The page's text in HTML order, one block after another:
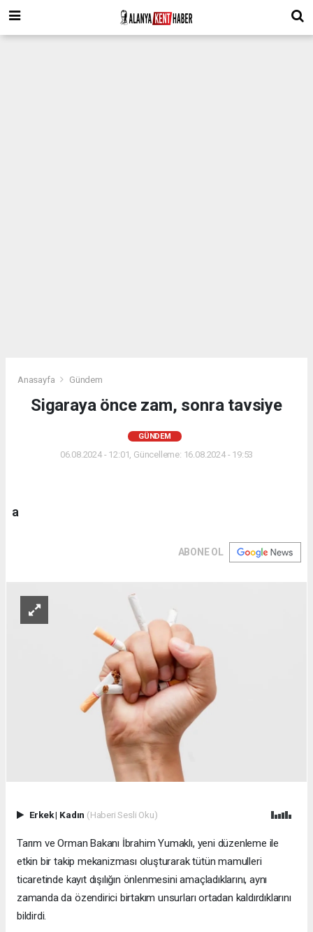
Anasayfa Gündem
Sigaraya önce zam, sonra tavsiye
GÜNDEM
06.08.2024 - 12:01, Güncelleme: 16.08.2024 - 19:53
a
ABONE OL
Erkek| Kadın (Haberi Sesli Oku)
Tarım ve Orman Bakanı İbrahim Yumaklı, yeni düzenleme ile
etkin bir takip mekanizması oluşturarak tütün mamulleri
ticaretinde kayıt dışılığın önlenmesini amaçladıklarını, aynı
zamanda da özendirici birtakım unsurları ortadan kaldırdıklarını
bildirdi.